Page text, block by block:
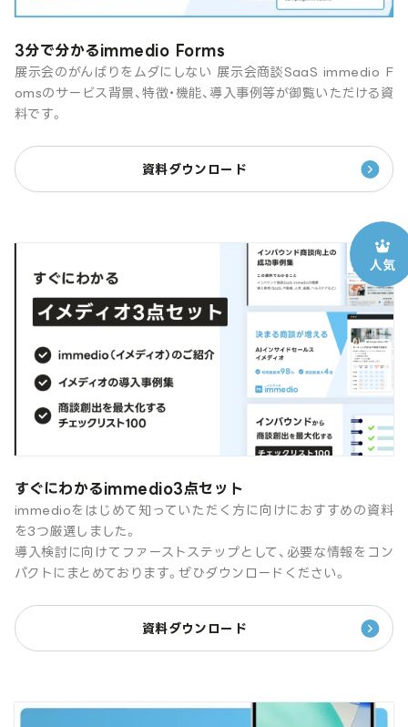
3分で分かるimmedio Forms
展示会のがんばりをムダにしない 展示会商談SaaS immedio F
omsのサービス背景、特徴・機能、導入事例等が御覧いただける資
料です。
資料ダウンロード
すぐにわかるimmedio3点セット
immedioをはじめて知っていただく方に向けにおすすめの資料
を3つ厳選しました。
導入検討に向けてファーストステップとして、必要な情報をコン
パクトにまとめております。ぜひダウンロードください。
資料ダウンロード